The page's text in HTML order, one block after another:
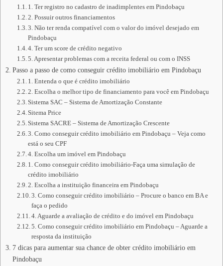
1. Ter registro no cadastro de inadimplentes em Pindobaçu
2. Possuir outros financiamentos
3. Não ter renda compatível com o valor do imóvel desejado em
Pindobaçu
4. Ter um score de crédito negativo
5. Apresentar problemas com a receita federal ou com o INSS
Passo a passo de como conseguir crédito imobiliário em Pindobaçu
1. Entenda o que é crédito imobiliário
2. Escolha o melhor tipo de financiamento para você em Pindobaçu
Sistema SAC – Sistema de Amortização Constante
Sitema Price
Sistema SACRE – Sistema de Amortização Crescente
3. Como conseguir crédito imobiliário em Pindobaçu – Veja como
está o seu CPF
4. Escolha um imóvel em Pindobaçu
1. Como conseguir crédito imobiliário-Faça uma simulação de
crédito imobiliário
2. Escolha a instituição financeira em Pindobaçu
3. Como conseguir crédito imobiliário – Procure o banco em BA e
faça o pedido
4. Aguarde a avaliação de crédito e do imóvel em Pindobaçu
5. Como conseguir crédito imobiliário em Pindobaçu – Aguarde a
resposta da instituição
7 dicas para aumentar sua chance de obter crédito imobiliário em
Pindobaçu